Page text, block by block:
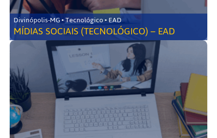
Divinópolis-MG • Tecnológico • EAD
MÍDIAS SOCIAIS (TECNOLÓGICO) – EAD